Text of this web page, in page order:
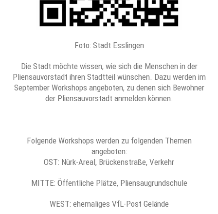
Foto: Stadt Esslingen
Die Stadt möchte wissen, wie sich die Menschen in der
Pliensauvorstadt ihren Stadtteil wünschen. Dazu werden im
September Workshops angeboten, zu denen sich Bewohner
der Pliensauvorstadt anmelden können.
Folgende Workshops werden zu folgenden Themen
angeboten:
OST: Nürk-Areal, Brückenstraße, Verkehr
MITTE: Öffentliche Plätze, Pliensaugrundschule
WEST: ehemaliges VfL-Post Gelände